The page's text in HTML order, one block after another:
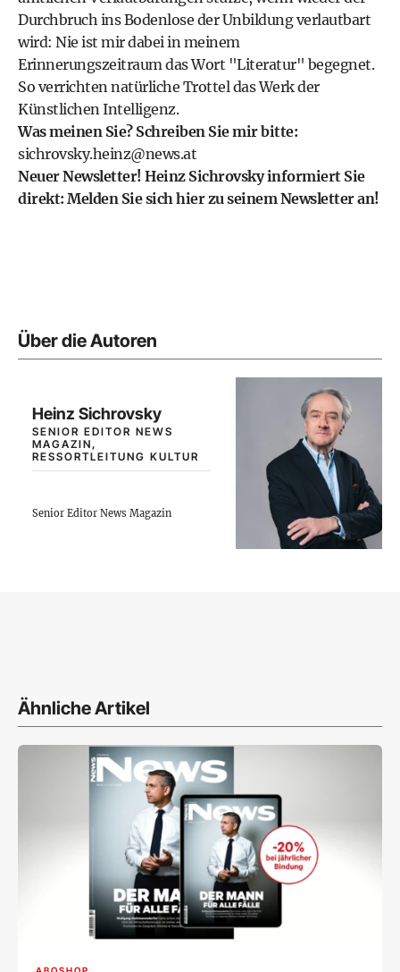
Durchbruch ins Bodenlose der Unbildung verlautbart
wird: Nie ist mir dabei in meinem
Erinnerungszeitraum das Wort "Literatur" begegnet.
So verrichten natürliche Trottel das Werk der
Künstlichen Intelligenz.
Was meinen Sie? Schreiben Sie mir bitte:
sichrovsky.heinz@news.at
Neuer Newsletter! Heinz Sichrovsky informiert Sie
direkt: Melden Sie sich hier zu seinem Newsletter an!
Über die Autoren
Heinz Sichrovsky
SENIOR EDITOR NEWS
MAGAZIN,
RESSORTLEITUNG KULTUR
Senior Editor News Magazin
Ähnliche Artikel